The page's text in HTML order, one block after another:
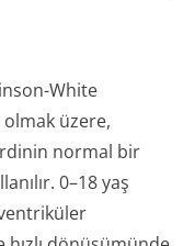
White
üzere,
normal bir
0–18 yaş